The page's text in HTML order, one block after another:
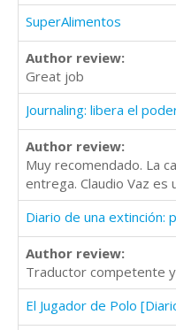
SuperAlimentos
Author review:
Great job
Journaling: libera el
Author review:
Muy recomendado. La
entrega. Claudio Vaz
Diario de una extinción:
Author review:
Traductor competente
El Jugador de Polo